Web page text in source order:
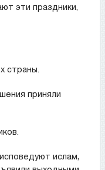
эти праздники,
страны.
приняли
ислам,